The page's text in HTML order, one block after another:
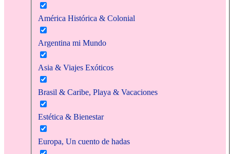
América Histórica & Colonial
Argentina mi Mundo
Asia & Viajes Exóticos
Brasil & Caribe, Playa & Vacaciones
Estética & Bienestar
Europa, Un cuento de hadas